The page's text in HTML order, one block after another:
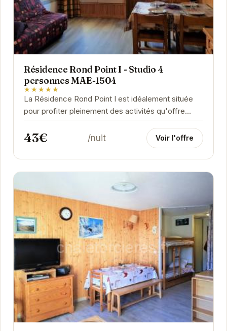
Résidence Rond Point I - Studio 4
personnes MAE-1504
★★★★★
La Résidence Rond Point I est idéalement située
pour profiter pleinement des activités qu'offre
Orcières. Le studio MAE-1504, accueillant...
43€ /nuit Voir l'offre